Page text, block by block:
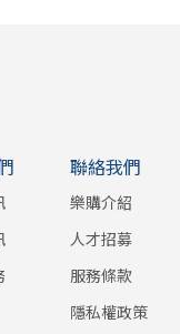
聯絡我們
樂購介紹
人才招募
服務條款
隱私權政策